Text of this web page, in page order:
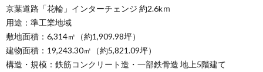
京葉道路「花輪」インターチェンジ 約2.6kｍ
用途：準工業地域
敷地面積：6,314㎡（約1,909.98坪）
建物面積：19,243.30㎡（約5,821.09坪）
構造・規模：鉄筋コンクリート造・一部鉄骨造 地上5階建て